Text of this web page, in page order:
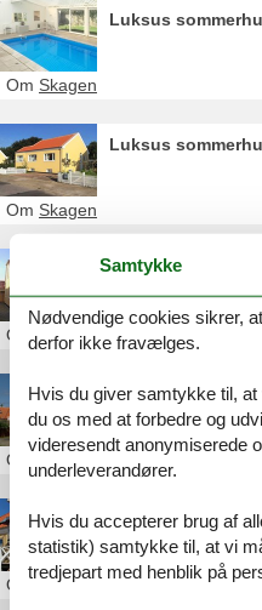
Luksus
Om Skagen
Luksus
Om Skagen
Sommerhus
Om Skagen
Sommerhus
Om Skagen
Feriehus Skagen
Om Skagen
Samtykke
Nødvendige cookies sikrer,
derfor ikke fravælges.
Hvis du giver samtykke til,
du os med at forbedre og
videresendt anonymiserede
underleverandører.
Hvis du accepterer brug af
statistik) samtykke til, at vi
tredjepart med henblik på